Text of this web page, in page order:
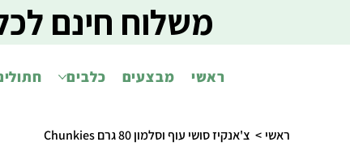
ראשי מבצעים כלבים
משלוח חינם
ראשי > צ'אנקיז סושי עוף וסלמון 80 גרם Chunkies